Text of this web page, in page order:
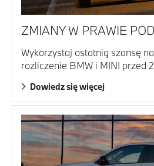
ZMIANY W PRAWIE
Wykorzystaj ostatnią szansę
rozliczenie BMW i MINI przed
Dowiedz się więcej